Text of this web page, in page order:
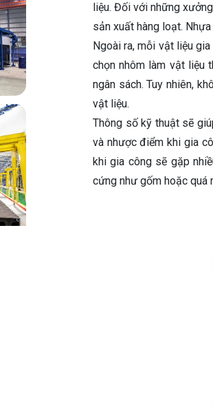
liệu. Đối với những
sản xuất hàng loạt.
Ngoài ra, mỗi vật liệu
chọn nhôm làm vật liệu
ngân sách. Tuy nhiên,
vật liệu.
Thông số kỹ thuật sẽ
và nhược điểm khi gia
khi gia công sẽ gặp
cứng như gốm hoặc quá